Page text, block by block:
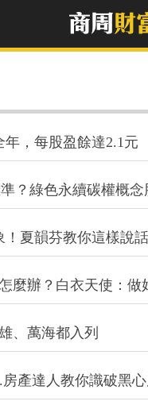
，每股盈餘達2.1元
？綠色永續碳權概念
夏韻芬教你這樣說
麼辦？白衣天使：
、萬海都入列
產達人教你識破黑